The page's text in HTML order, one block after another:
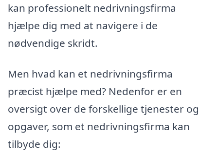
kan professionelt nedrivningsfirma
hjælpe dig med at navigere i de
nødvendige skridt.
Men hvad kan et nedrivningsfirma
præcist hjælpe med? Nedenfor er en
oversigt over de forskellige tjenester og
opgaver, som et nedrivningsfirma kan
tilbyde dig: